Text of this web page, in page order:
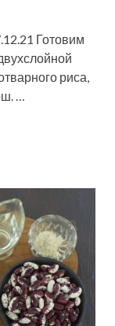
Готовим
риса,
…